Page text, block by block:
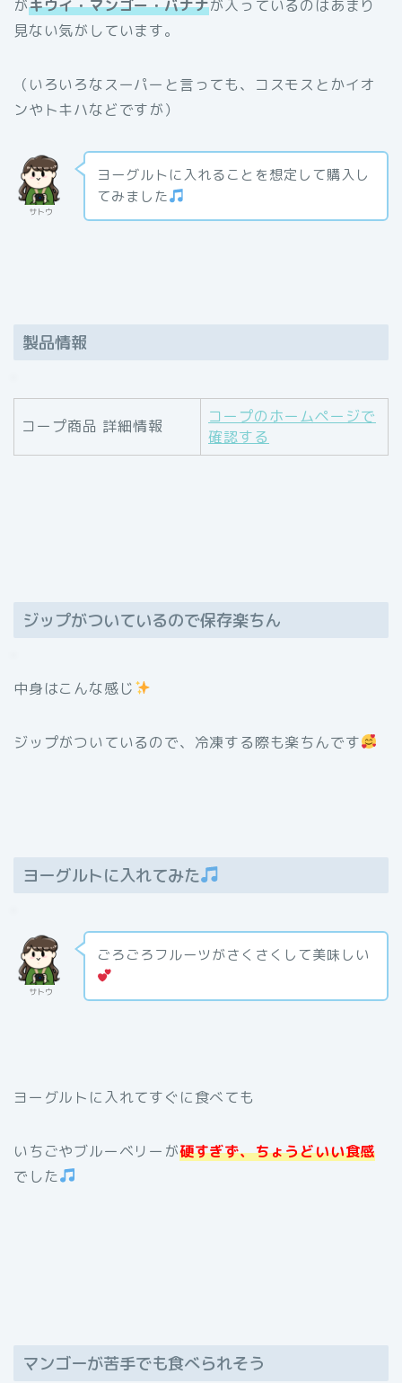
がキウイ・マンゴー・バナナが入っているのはあまり
見ない気がしています。
（いろいろなスーパーと言っても、コスモスとかイオ
ンやトキハなどですが）
サトウ
ヨーグルトに入れることを想定して購入し
てみました
製品情報
コープ商品 詳細情報
コープのホームページで
確認する
ジップがついているので保存楽ちん
中身はこんな感じ
ジップがついているので、冷凍する際も楽ちんです
ヨーグルトに入れてみた
サトウ
ごろごろフルーツがさくさくして美味しい
ヨーグルトに入れてすぐに食べても
いちごやブルーベリーが硬すぎず、ちょうどいい食感
でした
マンゴーが苦手でも食べられそう